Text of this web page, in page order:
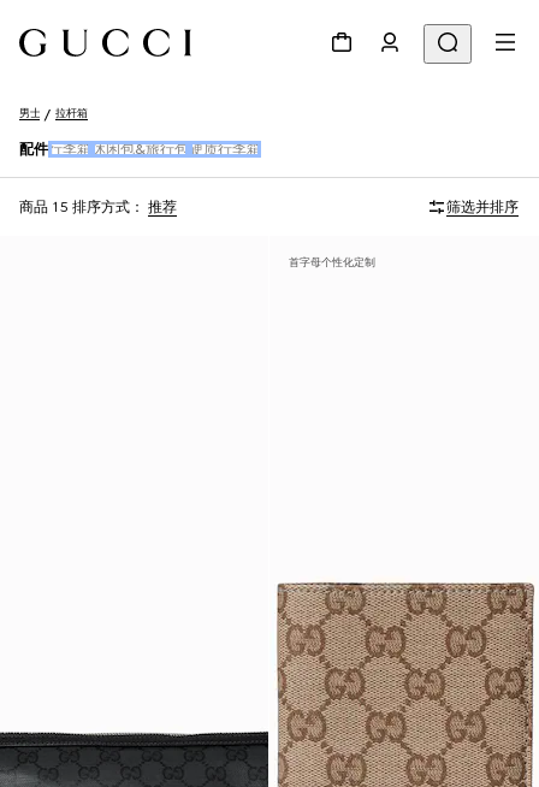
男士 拉杆箱
配件 行李箱 休闲包&旅行包 硬质行李箱
商品 15 排序方式： 推荐 筛选并排序
首字母个性化定制